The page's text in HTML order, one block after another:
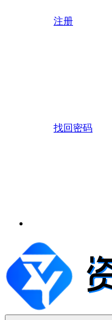
注册
找回密码